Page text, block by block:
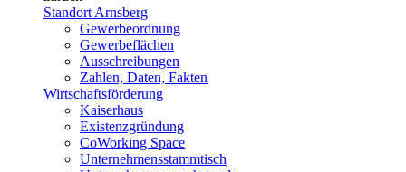
Standort Arnsberg
Gewerbeordnung
Gewerbeflächen
Ausschreibungen
Zahlen, Daten, Fakten
Wirtschaftsförderung
Kaiserhaus
Existenzgründung
CoWorking Space
Unternehmensstammtisch